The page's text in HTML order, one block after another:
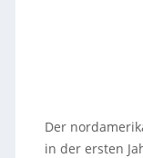
Der
in der ersten